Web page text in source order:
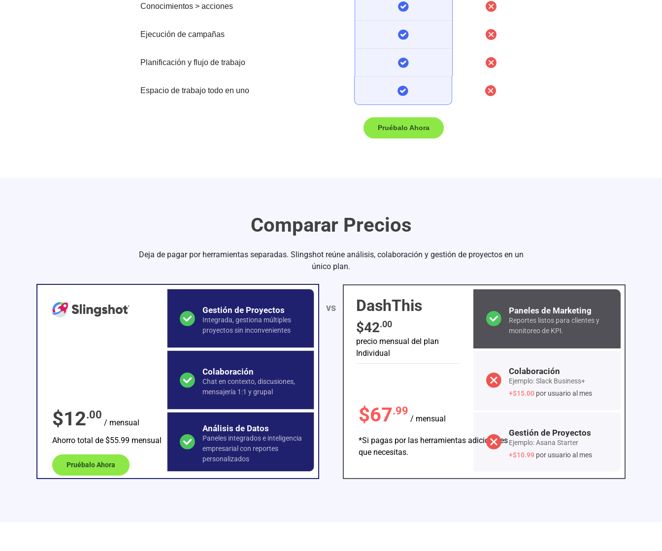
Conocimientos > acciones
Ejecución de campañas
Planificación y flujo de trabajo
Espacio de trabajo todo en uno
Pruébalo Ahora
Comparar Precios
Deja de pagar por herramientas separadas. Slingshot reúne análisis, colaboración y gestión de proyectos en un
único plan.
$12.00
/ mensual
Ahorro total de $55.99 mensual
Pruébalo Ahora
Gestión de Proyectos
Integrada, gestiona múltiples
proyectos sin inconvenientes
Colaboración
Chat en contexto, discusiones,
mensajería 1:1 y grupal
Análisis de Datos
Paneles integrados e inteligencia
empresarial con reportes
personalizados
vs DashThis
$42.00
precio mensual del plan
Individual
$67.99
/ mensual
*Si pagas por las herramientas adicionales
que necesitas.
Paneles de Marketing
Reportes listos para clientes y
monitoreo de KPI.
Colaboración
Ejemplo: Slack Business+
+$15.00 por usuario al mes
Gestión de Proyectos
Ejemplo: Asana Starter
+$10.99 por usuario al mes